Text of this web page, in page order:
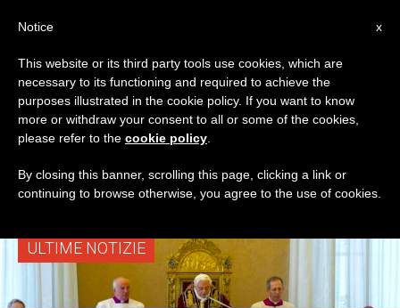
TAG
Posts Tagged ‘papa
Emerito’
ULTIME NOTIZIE
x
Notice
This website or its third party tools use cookies, which are
necessary to its functioning and required to achieve the
purposes illustrated in the cookie policy. If you want to know
more or withdraw your consent to all or some of the cookies,
please refer to the cookie policy
By closing this banner, scrolling this page, clicking a link or
continuing to browse otherwise, you agree to the use of cookies.